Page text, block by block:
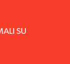
SU